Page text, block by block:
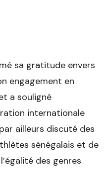
sa gratitude envers
engagement en
a souligné
internationale
ailleurs discuté des
sénégalais et de
des genres